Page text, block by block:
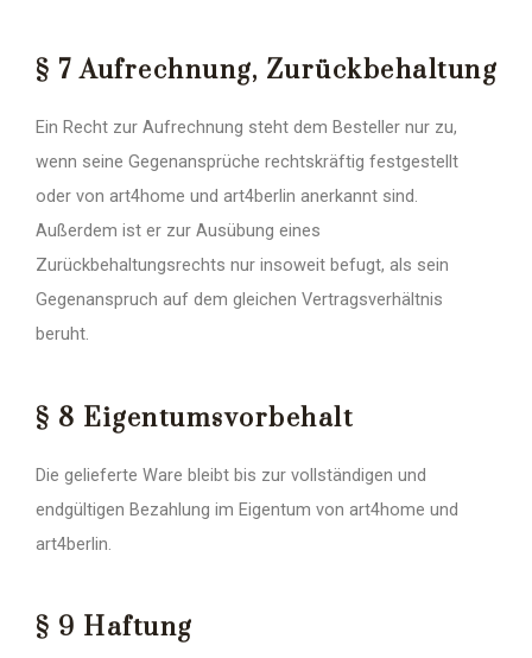
§ 7 Aufrechnung, Zurückbehaltung
Ein Recht zur Aufrechnung steht dem Besteller nur zu,
wenn seine Gegenansprüche rechtskräftig festgestellt
oder von art4home und art4berlin anerkannt sind.
Außerdem ist er zur Ausübung eines
Zurückbehaltungsrechts nur insoweit befugt, als sein
Gegenanspruch auf dem gleichen Vertragsverhältnis
beruht.
§ 8 Eigentumsvorbehalt
Die gelieferte Ware bleibt bis zur vollständigen und
endgültigen Bezahlung im Eigentum von art4home und
art4berlin.
§ 9 Haftung